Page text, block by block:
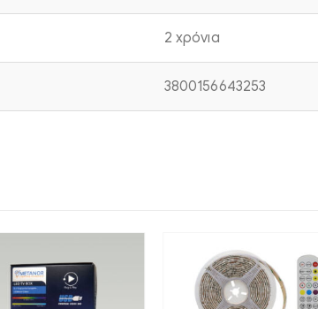
2 χρόνια
3800156643253